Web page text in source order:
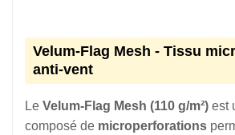
Velum-Flag Mesh - Tissu
anti-vent
Le Velum-Flag Mesh (110 g/m²) est
composé de microperforations